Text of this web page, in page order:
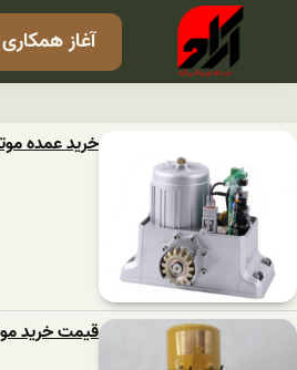
آغاز همکاری
خرید عمده
قیمت خرید